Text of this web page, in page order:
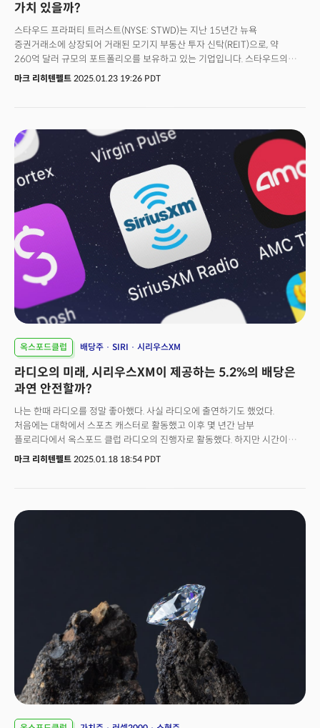
가치 있을까?
스타우드 프라퍼티 트러스트(NYSE: STWD)는 지난 15년간 뉴욕
증권거래소에 상장되어 거래된 모기지 부동산 투자 신탁(REIT)으로, 약
260억 달러 규모의 포트폴리오를 보유하고 있는 기업입니다. 스타우드의
포트폴리오는 상업 및 주거용 부동산 대출로 구성되어 있으며, 안정적인 현금
0.48달러의 배당금을 지속적으로 지급하고 있습니다. 이는 현재 주가
기준으로 약 10%가 넘는 배당 수익률에 해당하며, 리츠 중에서도 꽤 높은
편에 속합니다. 하지만 의문은 투자자들이 앞으로도 "이런 수준의 배당금을
안정적으로 꾸준히 받을 수 있을까?"라는 점입니다.
마크 리히텐펠트 2025.01.23 19:26 PDT
옥스포드클럽 배당주 SIRI 시리우스XM
라디오의 미래, 시리우스XM이 제공하는 5.2%의 배당은
과연 안전할까?
나는 한때 라디오를 정말 좋아했다. 사실 라디오에 출연하기도 했었다.
처음에는 대학에서 스포츠 캐스터로 활동했고 이후 몇 년간 남부
플로리다에서 옥스포드 클럽 라디오의 진행자로 활동했다. 하지만 시간이
지나면서 음악 방송은 독특한 지역 DJ 대신 컴퓨터로 프로그램되기 시작했고
라디오 버전으로 생각하면 된다. 기존 AM/FM 라디오보다 훨씬 더 다양한
선택지를 제공하며 자신만의 채널 라이브러리를 구성할 수도 있다. 더 좋은
그런 것이 아니다. 현재 시리우스XM은 3300만 명의 구독자를 보유하고 있다.
마크 리히텐펠트 2025.01.18 18:54 PDT